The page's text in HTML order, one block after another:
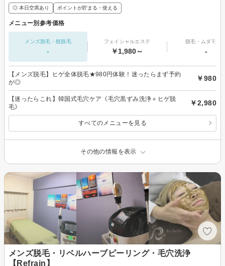
◎ 本日空席あり ポイントが貯まる・使える
メニュー別参考価格
メンズ脱毛・髭脱毛
-
フェイシャルエステ
￥1,980～
脱毛・ムダ毛処
-
【メンズ脱毛】ヒゲ全体脱毛★980円体験！迷ったらまず予約
が◎
￥980
【迷ったらこれ】韓国式毛穴ケア《毛穴黒ずみ洗浄＋ヒゲ脱
毛》
￥2,980
すべてのメニューを見る
その他の情報を表示
メンズ脱毛・リベルハーブピーリング・毛穴洗浄
【Refrain】